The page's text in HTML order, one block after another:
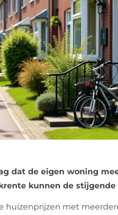
dat de eigen woning
kunnen de
huizenprijzen met